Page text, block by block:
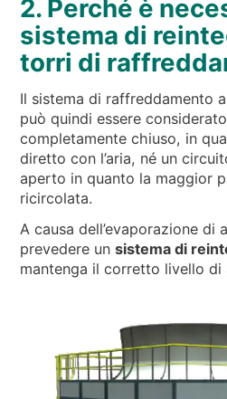
2. Perché è
sistema di
torri di
Il sistema di raffreddamento
può quindi essere
completamente chiuso, in
diretto con l’aria, né un
aperto in quanto la maggior
ricircolata.
A causa dell’evaporazione di
prevedere unsistema di
mantenga il corretto livello di